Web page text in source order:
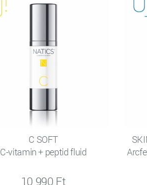
C SOFT
C-vitamin + peptid fluid
10 990 Ft